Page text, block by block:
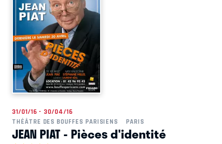
31/01/16 - 30/04/16
THÉÂTRE DES BOUFFES PARISIENS
PARIS
JEAN PIAT - Pièces d'identité